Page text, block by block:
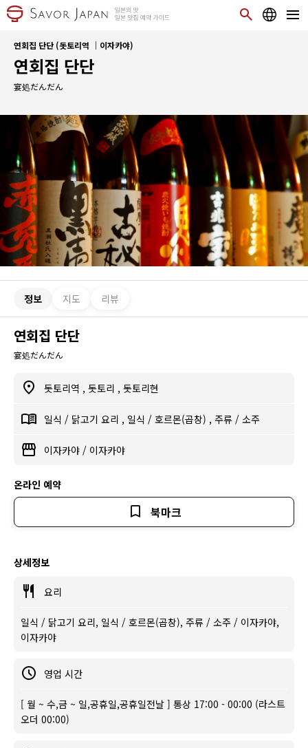
연회집 단단 (돗토리역 ｜이자카야)
연회집 단단
宴処だんだん
정보 지도 리뷰
연회집 단단
宴処だんだん
돗토리역 , 돗토리 , 돗토리현
일식 / 닭고기 요리 , 일식 / 호르몬(곱창) , 주류 / 소주
이자카야 / 이자카야
온라인 예약
북마크
상세정보
요리
일식 / 닭고기 요리, 일식 / 호르몬(곱창), 주류 / 소주 / 이자카야,
이자카야
영업 시간
[ 월 ~ 수,금 ~ 일,공휴일,공휴일전날 ] 통상 17:00 - 00:00 (라스트
오더 00:00)